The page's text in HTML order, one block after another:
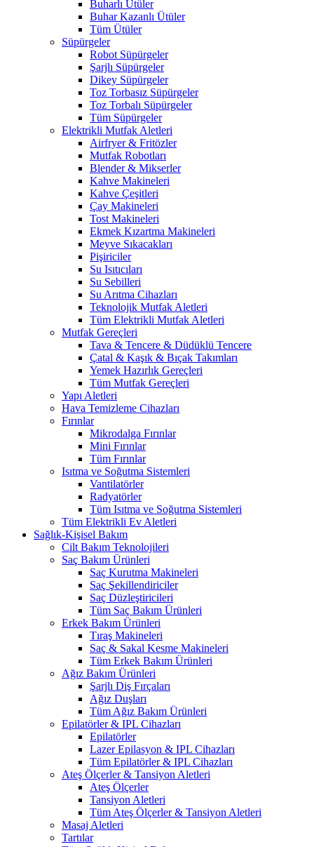
Buharlı Ütüler
Buhar Kazanlı Ütüler
Tüm Ütüler
Süpürgeler
Robot Süpürgeler
Şarjlı Süpürgeler
Dikey Süpürgeler
Toz Torbasız Süpürgeler
Toz Torbalı Süpürgeler
Tüm Süpürgeler
Elektrikli Mutfak Aletleri
Airfryer & Fritözler
Mutfak Robotları
Blender & Mikserler
Kahve Makineleri
Kahve Çeşitleri
Çay Makineleri
Tost Makineleri
Ekmek Kızartma Makineleri
Meyve Sıkacakları
Pişiriciler
Su Isıtıcıları
Su Sebilleri
Su Arıtma Cihazları
Teknolojik Mutfak Aletleri
Tüm Elektrikli Mutfak Aletleri
Mutfak Gereçleri
Tava & Tencere & Düdüklü Tencere
Çatal & Kaşık & Bıçak Takımları
Yemek Hazırlık Gereçleri
Tüm Mutfak Gereçleri
Yapı Aletleri
Hava Temizleme Cihazları
Fırınlar
Mikrodalga Fırınlar
Mini Fırınlar
Tüm Fırınlar
Isıtma ve Soğutma Sistemleri
Vantilatörler
Radyatörler
Tüm Isıtma ve Soğutma Sistemleri
Tüm Elektrikli Ev Aletleri
Sağlık-Kişisel Bakım
Cilt Bakım Teknolojileri
Saç Bakım Ürünleri
Saç Kurutma Makineleri
Saç Şekillendiriciler
Saç Düzleştiricileri
Tüm Saç Bakım Ürünleri
Erkek Bakım Ürünleri
Tıraş Makineleri
Saç & Sakal Kesme Makineleri
Tüm Erkek Bakım Ürünleri
Ağız Bakım Ürünleri
Şarjlı Diş Fırçaları
Ağız Duşları
Tüm Ağız Bakım Ürünleri
Epilatörler & IPL Cihazları
Epilatörler
Lazer Epilasyon & IPL Cihazları
Tüm Epilatörler & IPL Cihazları
Ateş Ölçerler & Tansiyon Aletleri
Ateş Ölçerler
Tansiyon Aletleri
Tüm Ateş Ölçerler & Tansiyon Aletleri
Masaj Aletleri
Tartılar